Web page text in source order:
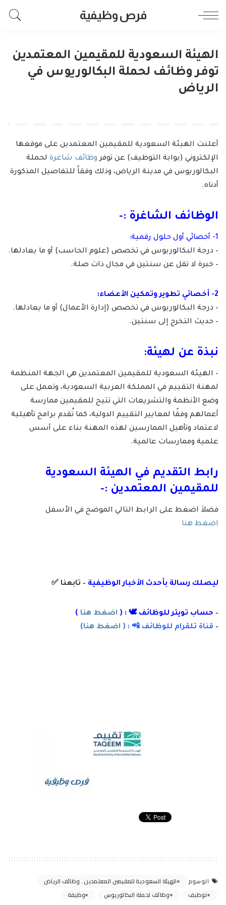
فرص وظيفية
الهيئة السعودية للمقيمين المعتمدين
توفر وظائف لحملة البكالوريوس في
الرياض
أعلنت الهيئة السعودية للمقيمين المعتمدين على موقعها
الإلكتروني (بوابة التوظيف) عن توفروظائف شاغرة لحملة
البكالوريوس في مدينة الرياض، وذلك وفقاً للتفاصيل المذكورة
أدناه.
الوظائف الشاغرة :-
1- أخصائي أول حلول رقمية:
– درجة البكالوريوس في تخصص (علوم الحاسب) أو ما يعادلها.
– خبرة لا تقل عن سنتين في مجال ذات صلة.
2- أخصائي تطوير وتمكين الأعضاء:
– درجة البكالوريوس في تخصص (إدارة الأعمال) أو ما يعادلها.
– حديث التخرج إلى سنتين.
نبذة عن لهيئة:
– الهيئة السعودية للمقيمين المعتمدين هي الجهة المنظمة
لمهنة التقييم في المملكة العربية السعودية، وتعمل على
وضع الأنظمة والتشريعات التي تتيح للمقيمين ممارسة
أعمالهم وفقًا لمعايير التقييم الدولية، كما تُقدم برامج تأهيلية
لاعتماد وتأهيل الممارسين لهذه المهنة بناء على أسس
علمية وممارسات عالمية.
رابط التقديم في الهيئة السعودية
للمقيمين المعتمدين :-
فضلاَ اضغط على الرابط التالي الموضح في الأسفل
اضغط هنا
ليصلك رسالة بأحدث الأخبار الوظيفية – تابعنا ✅
– حساب تويتر للوظائف 🕊 : ( اضغط هنا )
– قناة تلقرام للوظائف 📲 : ( اضغط هنا)
الوسوم
الهيئة السعودية للمقيمين المعتمدين . وظائف الرياض
توظيف
وظائف لحملة البكالوريوس وظيفة